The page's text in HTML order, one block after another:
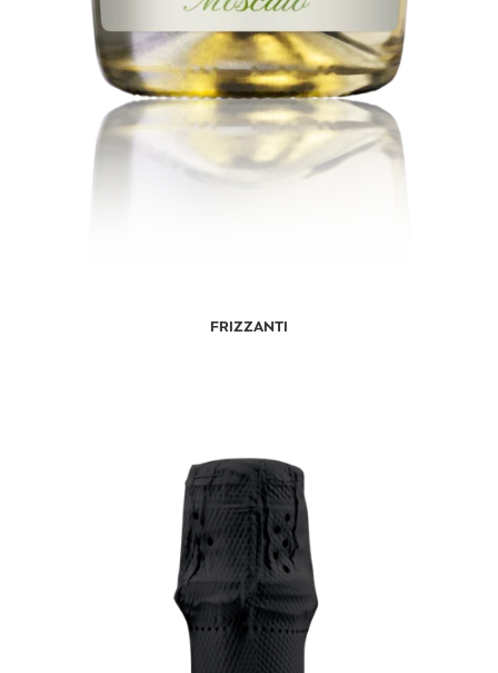
FRIZZANTI